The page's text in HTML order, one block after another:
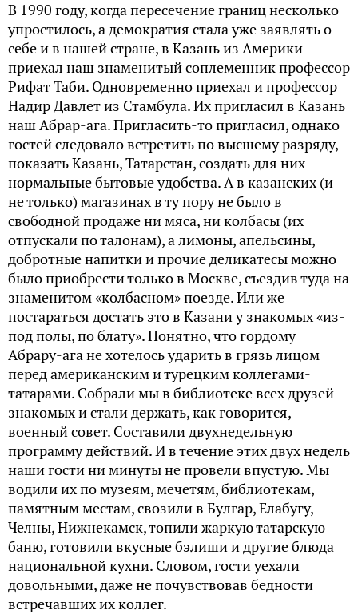
В 1990 году, когда пересечение границ несколько
упростилось, а демократия стала уже заявлять о
себе и в нашей стране, в Казань из Америки
приехал наш знаменитый соплеменник профессор
Рифат Таби. Одновременно приехал и профессор
Надир Давлет из Стамбула. Их пригласил в Казань
наш Абрар-ага. Пригласить-то пригласил, однако
гостей следовало встретить по высшему разряду,
показать Казань, Татарстан, создать для них
нормальные бытовые удобства. А в казанских (и
не только) магазинах в ту пору не было в
свободной продаже ни мяса, ни колбасы (их
отпускали по талонам), а лимоны, апельсины,
добротные напитки и прочие деликатесы можно
было приобрести только в Москве, съездив туда на
знаменитом «колбасном» поезде. Или же
постараться достать это в Казани у знакомых «из-
под полы, по блату». Понятно, что гордому
Абрару-ага не хотелось ударить в грязь лицом
перед американским и турецким коллегами-
татарами. Собрали мы в библиотеке всех друзей-
знакомых и стали держать, как говорится,
военный совет. Составили двухнедельную
программу действий. И в течение этих двух недель
наши гости ни минуты не провели впустую. Мы
водили их по музеям, мечетям, библиотекам,
памятным местам, свозили в Булгар, Елабугу,
Челны, Нижнекамск, топили жаркую татарскую
баню, готовили вкусные бэлиши и другие блюда
национальной кухни. Словом, гости уехали
довольными, даже не почувствовав бедности
встречавших их коллег.